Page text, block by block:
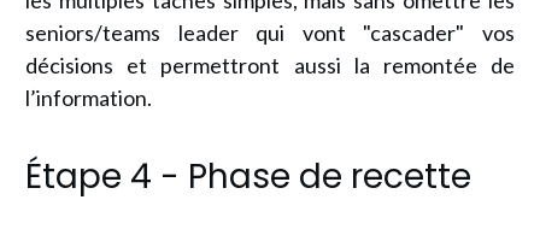
seniors/teams leader qui vont "cascader" vos
décisions et permettront aussi la remontée de
l’information.
Étape 4 - Phase de recette